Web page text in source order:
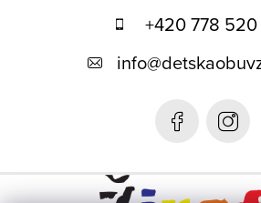
+420 778
info@